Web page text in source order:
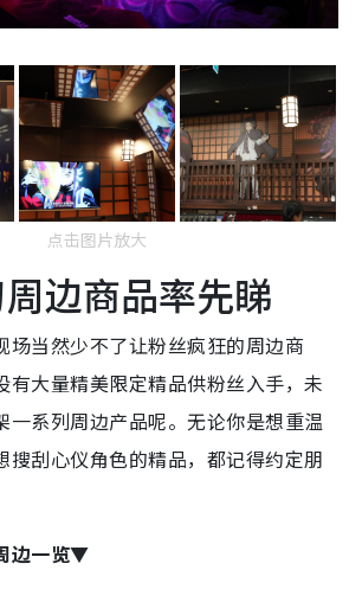
点击图片放大
边商品率先睇
场当然少不了让粉丝疯狂的周边商
有大量精美限定精品供粉丝入手，未
一系列周边产品呢。无论你是想重温
搜刮心仪角色的精品，都记得约定朋
边一览▼